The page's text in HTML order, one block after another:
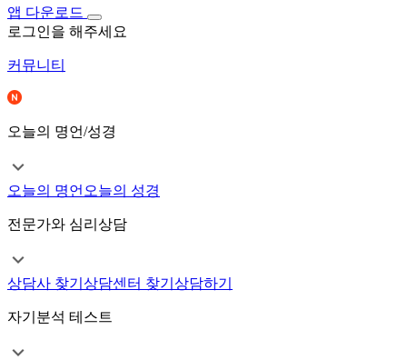
앱 다운로드
로그인을 해주세요
커뮤니티
오늘의 명언/성경
오늘의 명언 오늘의 성경
전문가와 심리상담
상담사 찾기 상담센터 찾기 상담하기
자기분석 테스트